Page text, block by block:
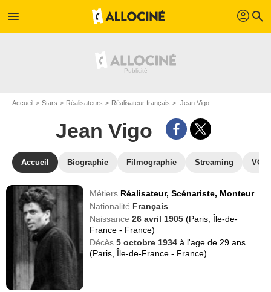
menu profil search
Accueil Stars Réalisateurs Réalisateur français Jean Vigo
Jean Vigo
Accueil Biographie Filmographie Streaming
Métiers Réalisateur,Scénariste, Monteur
Nationalité Français
Naissance26 avril 1905(Paris, Île-de-
France - France)
Décès5 octobre 1934à l'age de 29 ans
(Paris, Île-de-France - France)